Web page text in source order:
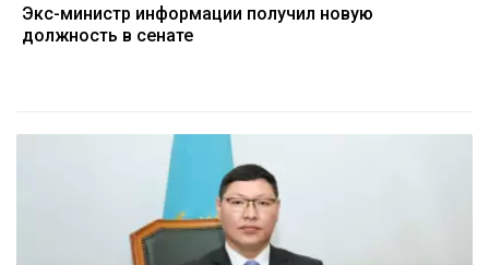
Экс-министр информации получил новую
должность в сенате